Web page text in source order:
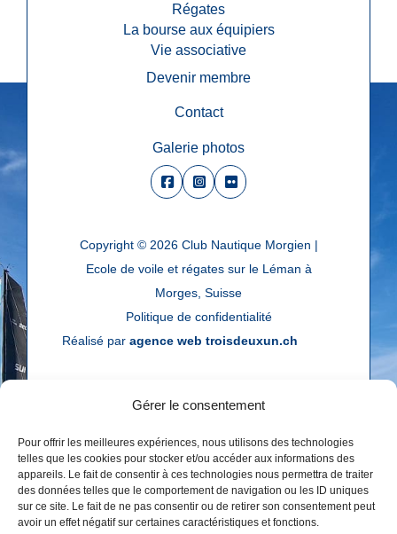
Gérer le consentement
Pour offrir les meilleures expériences, nous utilisons des technologies
telles que les cookies pour stocker et/ou accéder aux informations des
appareils. Le fait de consentir à ces technologies nous permettra de traiter
des données telles que le comportement de navigation ou les ID uniques
sur ce site. Le fait de ne pas consentir ou de retirer son consentement peut
avoir un effet négatif sur certaines caractéristiques et fonctions.
Régates
La bourse aux équipiers
Vie associative
Devenir membre
Contact
Galerie photos
Copyright © 2026 Club Nautique Morgien |
Ecole de voile et régates sur le Léman à
Morges, Suisse
Politique de confidentialité
Réalisé par agence web troisdeuxun.ch